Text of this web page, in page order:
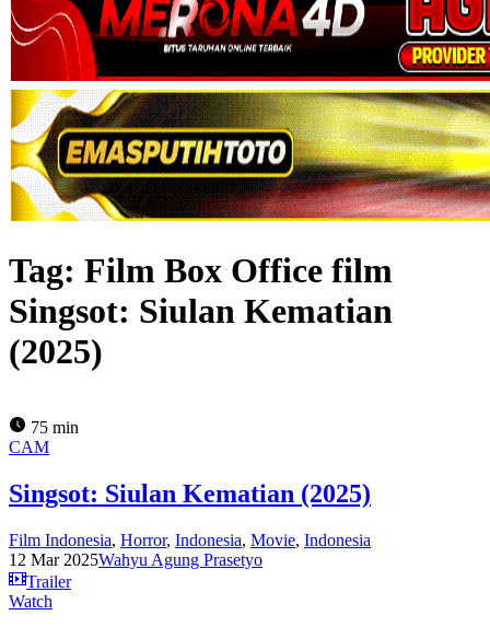
Tag: Film Box Office film
Singsot: Siulan Kematian
(2025)
75 min
CAM
Singsot: Siulan Kematian (2025)
Film Indonesia, Horror, Indonesia, Movie, Indonesia
12 Mar 2025Wahyu Agung Prasetyo
Trailer
Watch